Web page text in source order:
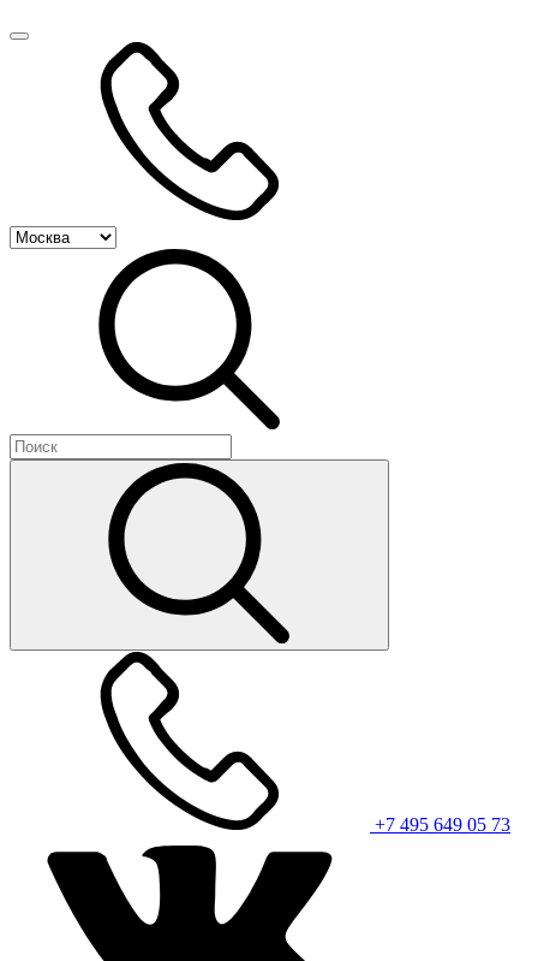
+7 495 649 05 73